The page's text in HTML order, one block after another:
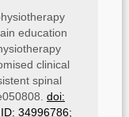
education
clinical
spinal
doi:
34996786;